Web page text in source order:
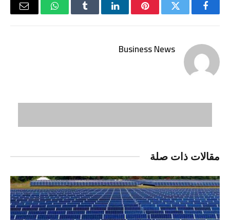
فيسبوكتويتر بينتيريستلينكدإن Tumblr واتسابالبريد
Business News
مقالات ذات صلة